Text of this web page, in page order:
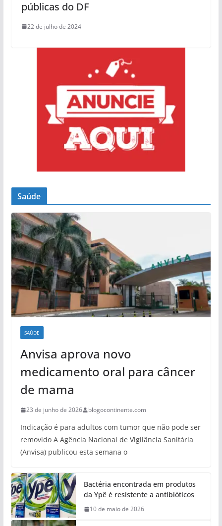
públicas do DF
22 de julho de 2024
Saúde
SAÚDE
Anvisa aprova novo
medicamento oral para câncer
de mama
23 de junho de 2026 blogocontinente.com
Indicação é para adultos com tumor que não pode ser
removido A Agência Nacional de Vigilância Sanitária
(Anvisa) publicou esta semana o
Bactéria encontrada em produtos
da Ypê é resistente a antibióticos
10 de maio de 2026